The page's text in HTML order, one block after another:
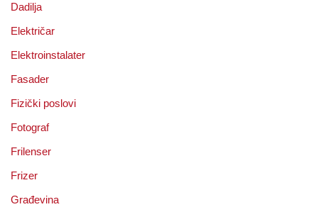
Dadilja
Električar
Elektroinstalater
Fasader
Fizički poslovi
Fotograf
Frilenser
Frizer
Građevina